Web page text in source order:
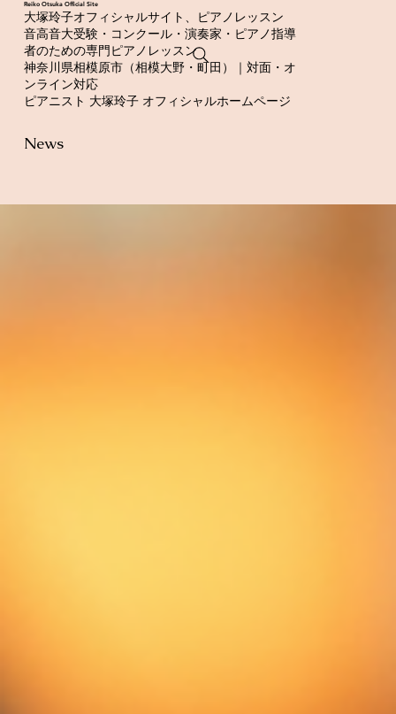
​Reiko Otsuka Official Site
大塚玲子オフィシャルサイト、ピアノレッスン
音高音大受験・コンクール・演奏家・ピアノ指導
者のための専門ピアノレッスン
神奈川県相模原市（相模大野・町田）｜対面・オ
ンライン対応
ピアニスト 大塚玲子 オフィシャルホームページ
News